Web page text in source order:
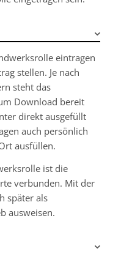
eintragen
stellen. Je nach
steht das
Download bereit
direkt ausgefüllt
auch persönlich
ausfüllen.
ist die
verbunden. Mit der
später als
ausweisen.